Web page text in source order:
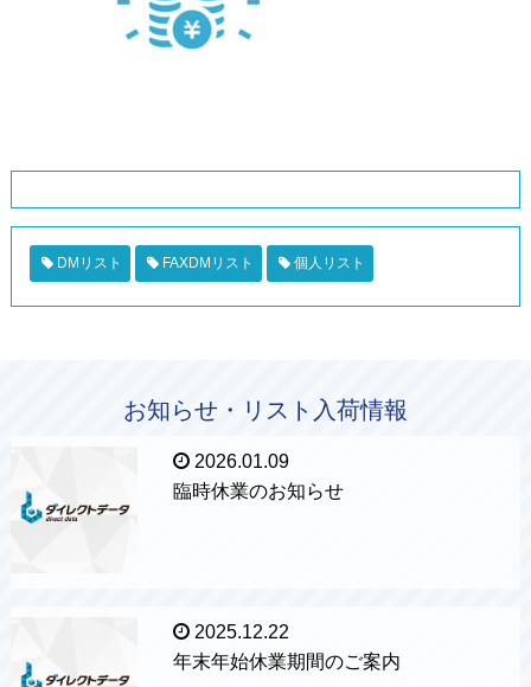
DMリスト FAXDMリスト 個人リスト
お知らせ・リスト入荷情報
2026.01.09
臨時休業のお知らせ
2025.12.22
年末年始休業期間のご案内